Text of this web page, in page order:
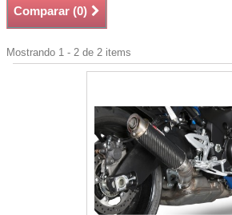
Comparar (0)
Mostrando 1 - 2 de 2 items